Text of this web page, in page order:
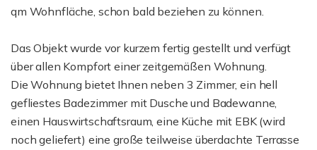
qm Wohnfläche, schon bald beziehen zu können.
Das Objekt wurde vor kurzem fertig gestellt und verfügt
über allen Kompfort einer zeitgemäßen Wohnung.
Die Wohnung bietet Ihnen neben 3 Zimmer, ein hell
gefliestes Badezimmer mit Dusche und Badewanne,
einen Hauswirtschaftsraum, eine Küche mit EBK (wird
noch geliefert) eine große teilweise überdachte Terrasse